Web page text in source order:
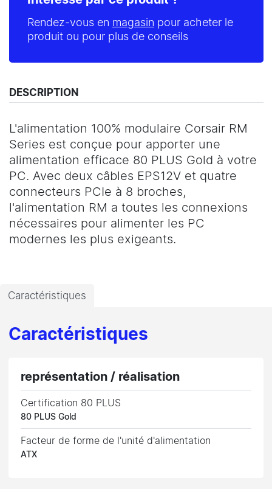
Rendez-vous en magasin pour acheter le
produit ou pour plus de conseils
DESCRIPTION
L'alimentation 100% modulaire Corsair RM
Series est conçue pour apporter une
alimentation efficace 80 PLUS Gold à votre
PC. Avec deux câbles EPS12V et quatre
connecteurs PCIe à 8 broches,
l'alimentation RM a toutes les connexions
nécessaires pour alimenter les PC
modernes les plus exigeants.
Caractéristiques
Caractéristiques
représentation / réalisation
Certification 80 PLUS
80 PLUS Gold
Facteur de forme de l'unité d'alimentation
ATX